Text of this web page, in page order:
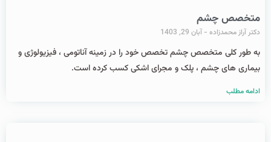
متخصص چشم
دکتر آراز محمدزاده آبان 29, 1403
به طور کلی متخصص چشم تخصص خود را در زمینه آناتومی ، فیزیولوژی و
بیماری های چشم ، پلک و مجرای اشکی کسب کرده است.
ادامه مطلب